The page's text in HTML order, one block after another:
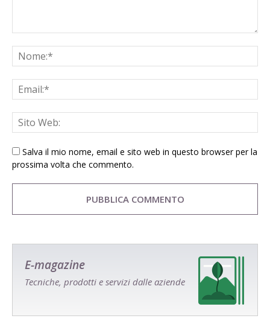
Salva il mio nome, email e sito web in questo browser per la
prossima volta che commento.
E-magazine
Tecniche, prodotti e servizi dalle aziende